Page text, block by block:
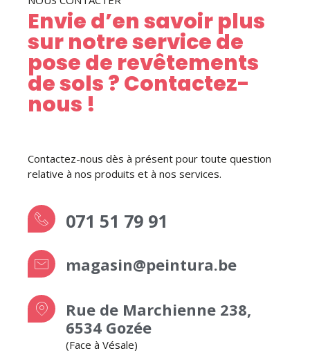
Envie d’en savoir plus
sur notre service de
pose de revêtements
de sols ? Contactez-
nous !
Contactez-nous dès à présent pour toute question
relative à nos produits et à nos services.
071 51 79 91
magasin@peintura.be
Rue de Marchienne 238,
6534 Gozée
(Face à Vésale)